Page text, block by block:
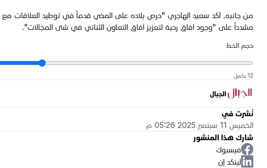
من جانبه، أكد سعيد الهاجري "حرص بلاده على المضي قدماً في توطيد العلاقات مع
مشدداً على "وجود آفاق رحبة لتعزيز آفاق التعاون الثنائي في شتى المجالات".
حجم الخط
12 بكسل
الجبال
نُشرت في
الخميس 11 سبتمبر 2025 05:26 م
شارك هذا المنشور
فيسبوك
لينكد إن